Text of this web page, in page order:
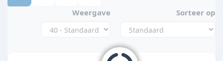
Weergave
Sorteer op